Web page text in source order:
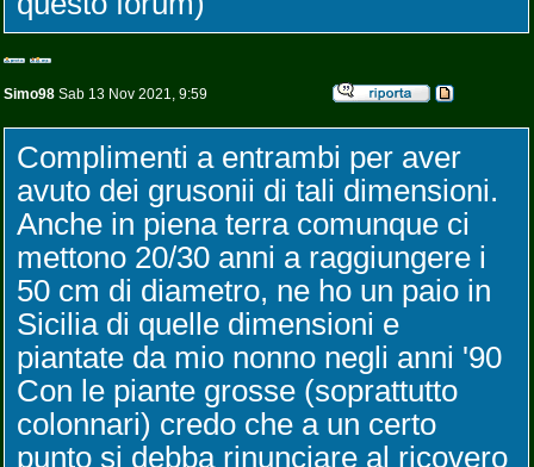
Simo98 Sab 13 Nov 2021, 9:59
Complimenti a entrambi per aver
avuto dei grusonii di tali dimensioni.
Anche in piena terra comunque ci
mettono 20/30 anni a raggiungere i
50 cm di diametro, ne ho un paio in
Sicilia di quelle dimensioni e
piantate da mio nonno negli anni '90
Con le piante grosse (soprattutto
colonnari) credo che a un certo
punto si debba rinunciare al ricovero